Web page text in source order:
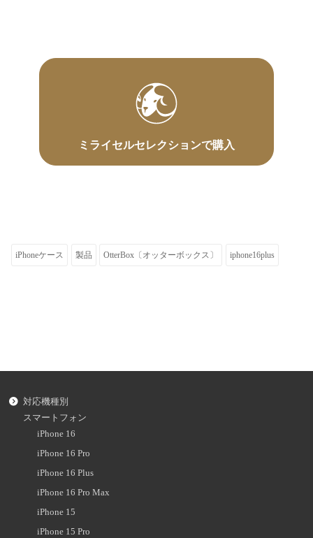
ミライセルセレクションで購入
iPhoneケース 製品 OtterBox〔オッターボックス〕 iphone16plus
対応機種別
スマートフォン
iPhone 16
iPhone 16 Pro
iPhone 16 Plus
iPhone 16 Pro Max
iPhone 15
iPhone 15 Pro